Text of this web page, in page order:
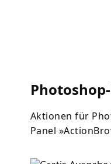
Aktionen für
Panel